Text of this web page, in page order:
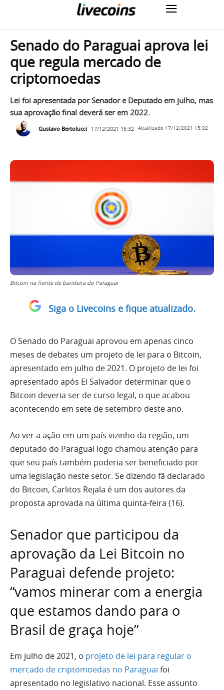
Senado do Paraguai aprova lei
que regula mercado de
criptomoedas
Lei foi apresentada por Senador e Deputado em julho, mas
sua aprovação final deverá ser em 2022.
Gustavo Bertolucci 17/12/2021 15:32 Atualizado 17/12/2021 15:32
Bitcoin na frente de bandeira do Paraguai
Siga o Livecoins e fique atualizado.
O Senado do Paraguai aprovou em apenas cinco
meses de debates um projeto de lei para o Bitcoin,
apresentado em julho de 2021. O projeto de lei foi
apresentado após El Salvador determinar que o
Bitcoin deveria ser de curso legal, o que acabou
acontecendo em sete de setembro deste ano.
Ao ver a ação em um país vizinho da região, um
deputado do Paraguai logo chamou atenção para
que seu país também poderia ser beneficiado por
uma legislação neste setor. Se dizendo fã declarado
do Bitcoin, Carlitos Rejala é um dos autores da
proposta aprovada na última quinta-feira (16).
Senador que participou da
aprovação da Lei Bitcoin no
Paraguai defende projeto:
“vamos minerar com a energia
que estamos dando para o
Brasil de graça hoje”
Em julho de 2021, o projeto de lei para regular o
mercado de criptomoedas no Paraguai foi
apresentado no legislativo nacional. Esse assunto